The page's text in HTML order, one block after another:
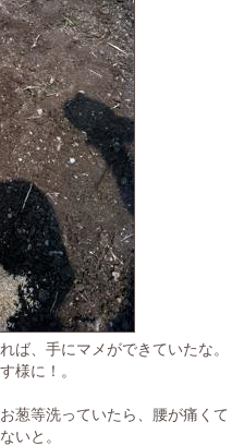
ば、手にマメができていたな。
様に！。
葱等洗っていたら、腰が痛くて
いと。